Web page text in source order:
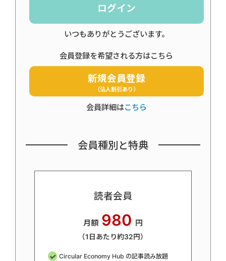
ログイン
いつもありがとうございます。
会員登録を希望される方はこちら
新規会員登録
（法人割引あり）
会員詳細はこちら
会員種別と特典
読者会員
月額 980 円
（1日あたり約32円）
Circular Economy Hub の記事読み放題